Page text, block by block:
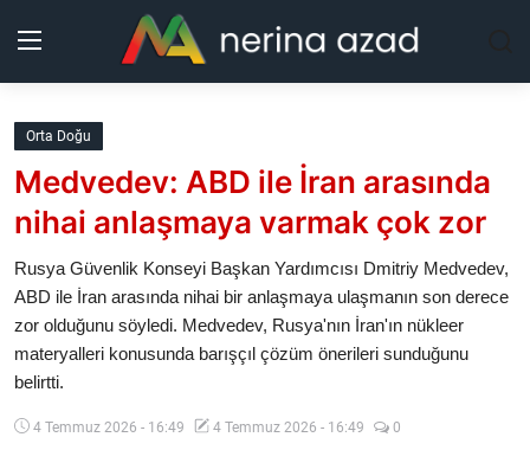
Kurdistan
Bölgeler
Güncel
Analiz
Makaleler
Orta Doğu
Medvedev: ABD ile İran arasında
nihai anlaşmaya varmak çok zor
Rusya Güvenlik Konseyi Başkan Yardımcısı Dmitriy Medvedev,
ABD ile İran arasında nihai bir anlaşmaya ulaşmanın son derece
zor olduğunu söyledi. Medvedev, Rusya'nın İran'ın nükleer
materyalleri konusunda barışçıl çözüm önerileri sunduğunu
belirtti.
4 Temmuz 2026 - 16:49 4 Temmuz 2026 - 16:49 0